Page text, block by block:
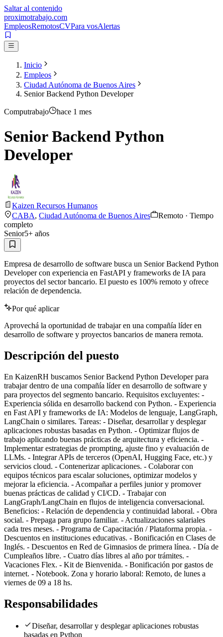
Saltar al contenido
proximotrabajo.com
EmpleosRemotosCVPara vosAlertas
Inicio
Empleos
Ciudad Autónoma de Buenos Aires
Senior Backend Python Developer
Computrabajo hace 1 mes
Senior Backend Python
Developer
Kaizen Recursos Humanos
CABA, Ciudad Autónoma de Buenos Aires
Remoto · Tiempo
completo
Senior5+ años
Empresa de desarrollo de software busca un Senior Backend Python
Developer con experiencia en FastAPI y frameworks de IA para
proyectos del sector bancario. El puesto es 100% remoto y ofrece
relación de dependencia.
Por qué aplicar
Aprovechá la oportunidad de trabajar en una compañía líder en
desarrollo de software y proyectos bancarios de manera remota.
Descripción del puesto
En KaizenRH buscamos Senior Backend Python Developer para
trabajar dentro de una compañía líder en desarrollo de software y
para proyectos del segmento bancario. Requisitos excluyentes: -
Experiencia sólida en desarrollo backend con Python. - Experiencia
en Fast API y frameworks de IA: Modelos de lenguaje, LangGraph,
LangChain o similares. Tareas: - Diseñar, desarrollar y desplegar
aplicaciones robustas basadas en Python. - Optimizar flujos de
trabajo aplicando buenas prácticas de arquitectura y eficiencia. -
Implementar estrategias de prompting, ajuste fino y evaluación de
LLMs. - Integrar APIs de terceros (OpenAI, Hugging Face, etc.) y
servicios cloud. - Contenerizar aplicaciones. - Colaborar con
equipos técnicos para escalar soluciones, optimizar modelos y
mejorar la eficiencia. - Acompañar a perfiles junior y promover
buenas prácticas de calidad y CI/CD. - Trabajar con
LangGraph/LangChain en flujos de inteligencia conversacional.
Beneficios: - Relación de dependencia y continuidad laboral. - Obra
social. - Prepaga para grupo familiar. - Actualizaciones salariales
cada tres meses. - Programa de Capacitación / Plataforma propia. -
Descuentos en instituciones educativas. - Bonificación en Clases de
Inglés. - Descuentos en Red de Gimnasios de primera línea. - Día de
Cumpleaños libre. - Cuatro días libres al año por trámites. -
Vacaciones Flex. - Kit de Bienvenida. - Bonificación por gastos de
internet. - Notebook. Zona y horario laboral: Remoto, de lunes a
viernes de 09 a 18 hs.
Responsabilidades
Diseñar, desarrollar y desplegar aplicaciones robustas
basadas en Python